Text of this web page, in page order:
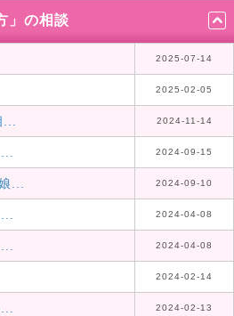
」の相談
2025-07-14
2025-02-05
2024-11-14
2024-09-15
... 2024-09-10
2024-04-08
2024-04-08
2024-02-14
2024-02-13